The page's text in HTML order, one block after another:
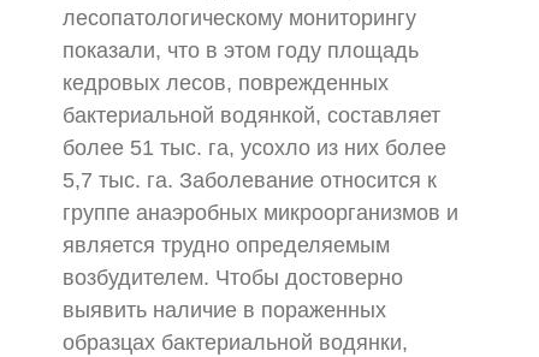
лесопатологическому мониторингу
показали, что в этом году площадь
кедровых лесов, поврежденных
бактериальной водянкой, составляет
более 51 тыс. га, усохло из них более
5,7 тыс. га. Заболевание относится к
группе анаэробных микроорганизмов и
является трудно определяемым
возбудителем. Чтобы достоверно
выявить наличие в пораженных
образцах бактериальной водянки,